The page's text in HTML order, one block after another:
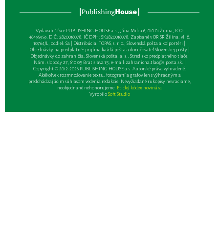
Vydavateľsťvo: PUBLISHING HOUSE a.s., Jána Milca 6, 010 01 Žilina, IČO:
46495959, DIČ: 2820016078, IČ DPH: SK2820016078, Zapísané v OR SR Žilina: vl. č.
10764/L, oddiel: Sa | Distribúcia: TOPAS, s. r. o., Slovenská pošta a kolportéri |
Objednávky na predplatné: prijíma každá pošta a doručovateľ Slovenskej pošty |
Objednávky do zahraničia: Slovenská pošta, a. s., Stredisko predplatného tlače,
Nám. slobody 27, 810 05 Bratislava 15, e-mail:zahranicna.tlac@slposta.sk. |
Copyright © 2012-2026 PUBLISHING HOUSE a.s. Autorské práva vyhradené.
Akékoľvek rozmnožovanie textu, fotografií a grafov len s výhradným a
predchádzajúcim súhlasom vedenia redakcie. Nevyžiadané rukopisy nevraciame,
neobjednané nehonorujeme. Etický kódex novinára
VyrobiloSoft Studio